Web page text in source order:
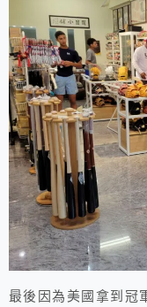
最後因為美國拿到冠